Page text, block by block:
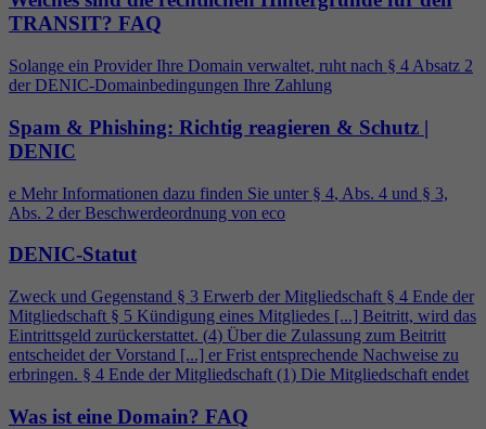
TRANSIT? FAQ
Solange ein Provider Ihre Domain verwaltet, ruht nach § 4 Absatz 2
der DENIC-Domainbedingungen Ihre Zahlung
Spam & Phishing: Richtig reagieren & Schutz |
DENIC
e Mehr Informationen dazu finden Sie unter § 4, Abs. 4 und § 3,
Abs. 2 der Beschwerdeordnung von eco
DENIC-Statut
Zweck und Gegenstand § 3 Erwerb der Mitgliedschaft § 4 Ende der
Mitgliedschaft § 5 Kündigung eines Mitgliedes [...] Beitritt, wird das
Eintrittsgeld zurückerstattet. (4) Über die Zulassung zum Beitritt
entscheidet der Vorstand [...] er Frist entsprechende Nachweise zu
erbringen. § 4 Ende der Mitgliedschaft (1) Die Mitgliedschaft endet
Was ist eine Domain? FAQ